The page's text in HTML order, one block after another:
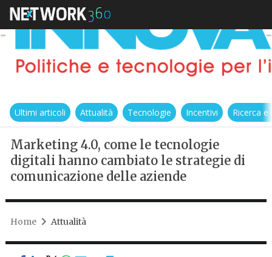
Ultimi articoli Attualità Tecnologie Incentivi Ricerca
Marketing 4.0, come le tecnologie
digitali hanno cambiato le strategie di
comunicazione delle aziende
Home Attualità